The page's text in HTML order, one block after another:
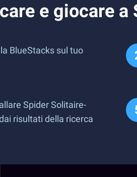
e giocare
BlueStacks sul tuo
Spider Solitaire-
risultati della ricerca